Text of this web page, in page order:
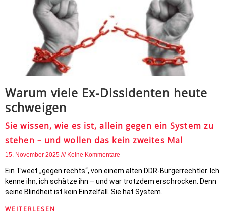
Warum viele Ex-Dissidenten heute
schweigen
Sie wissen, wie es ist, allein gegen ein System zu
stehen – und wollen das kein zweites Mal
15. November 2025 Keine Kommentare
Ein Tweet „gegen rechts“, von einem alten DDR-Bürgerrechtler. Ich
kenne ihn, ich schätze ihn – und war trotzdem erschrocken. Denn
seine Blindheit ist kein Einzelfall. Sie hat System.
WEITERLESEN